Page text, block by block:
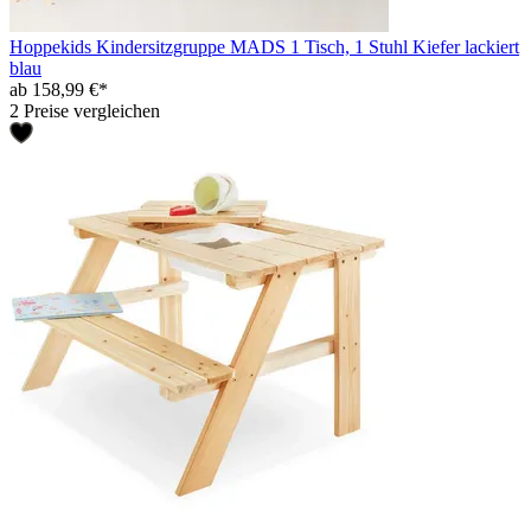
Hoppekids Kindersitzgruppe MADS 1 Tisch, 1 Stuhl Kiefer lackiert
blau
ab 158,99 €*
2 Preise vergleichen